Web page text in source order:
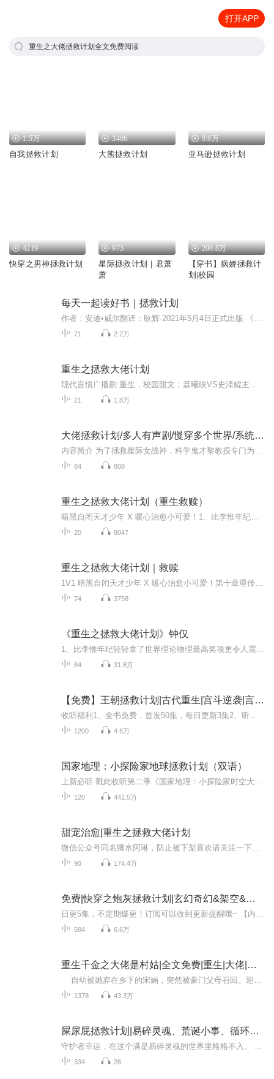
打开APP
重生之大佬拯救计划全文免费阅读
1.5万
自我拯救计划
3406
大熊拯救计划
9.6万
亚马逊拯救计划
4219
快穿之男神拯救计划
973
星际拯救计划｜君萧
萧
200.8万
【穿书】病娇拯救计
划|校园
每天一起读好书｜拯救计划
71 2.2万
重生之拯救大佬计划
21 1.8万
大佬拯救计划/多人有声剧/慢穿多个世界/系统穿越
84 808
重生之拯救大佬计划（重生救赎）
20 8047
重生之拯救大佬计划｜救赎
74 3758
《重生之拯救大佬计划》钟仅
84 31.8万
【免费】王朝拯救计划|古代重生|宫斗逆袭|言情|AI多播
1200 4.6万
国家地理：小探险家地球拯救计划（双语）
120 441.5万
甜宠治愈|重生之拯救大佬计划
90 174.4万
免费|快穿之炮灰拯救计划|玄幻奇幻&架空&爽文
584 6.6万
重生千金之大佬是村姑|全文免费|重生|大佬|豪门
1378 43.3万
屎尿屁拯救计划|易碎灵魂、荒诞小事、循环救赎
334 28